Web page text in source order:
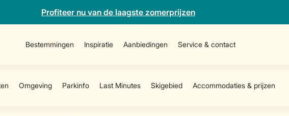
Profiteer nu van de laagste zomerprijzen
Bestemmingen Inspiratie Aanbiedingen Service & contact